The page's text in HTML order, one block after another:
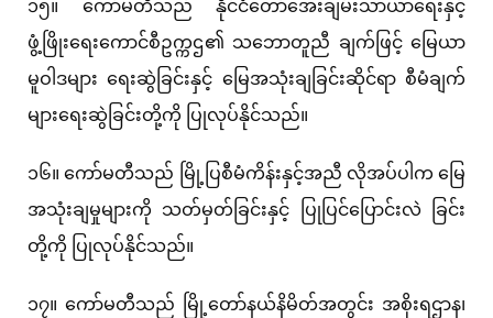
၁၅။ ကော်မတီသည် နိုင်ငံတော်အေးချမ်းသာယာရေးနှင့်
ဖွံ့ဖြိုးရေးကောင်စီဥက္ကဌ၏ သဘောတူညီ ချက်ဖြင့် မြေယာ
မူဝါဒများ ရေးဆွဲခြင်းနှင့် မြေအသုံးချခြင်းဆိုင်ရာ စီမံချက်
များရေးဆွဲခြင်းတို့ကို ပြုလုပ်နိုင်သည်။
၁၆။ ကော်မတီသည် မြို့ပြစီမံကိန်းနှင့်အညီ လိုအပ်ပါက မြေ
အသုံးချမှုများကို သတ်မှတ်ခြင်းနှင့် ပြုပြင်ပြောင်းလဲ ခြင်း
တို့ကို ပြုလုပ်နိုင်သည်။
၁၇။ ကော်မတီသည် မြို့တော်နယ်နိမိတ်အတွင်း အစိုးရဌာန၊